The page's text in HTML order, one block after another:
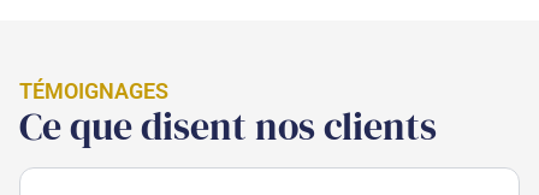
TÉMOIGNAGES
Ce que disent nos clients